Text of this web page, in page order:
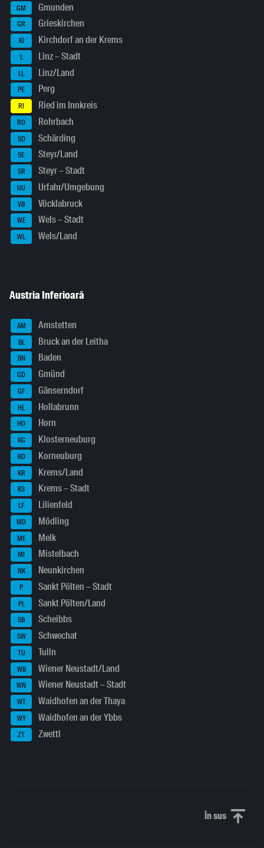
GM Gmunden
GR Grieskirchen
KI Kirchdorf an der Krems
L Linz – Stadt
LL Linz/Land
PE Perg
RI Ried im Innkreis
RO Rohrbach
SD Schärding
SE Steyr/Land
SR Steyr – Stadt
UU Urfahr/Umgebung
VB Vöcklabruck
WE Wels – Stadt
WL Wels/Land
Austria Inferioară
AM Amstetten
BL Bruck an der Leitha
BN Baden
GD Gmünd
GF Gänserndorf
HL Hollabrunn
HO Horn
KG Klosterneuburg
KO Korneuburg
KR Krems/Land
KS Krems – Stadt
LF Lilienfeld
MD Mödling
ME Melk
MI Mistelbach
NK Neunkirchen
P Sankt Pölten – Stadt
PL Sankt Pölten/Land
SB Scheibbs
SW Schwechat
TU Tulln
WB Wiener Neustadt/Land
WN Wiener Neustadt – Stadt
WT Waidhofen an der Thaya
WY Waidhofen an der Ybbs
ZT Zwettl
În susDerulați